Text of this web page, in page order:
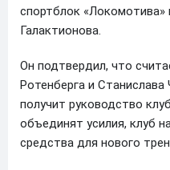
спортблок «Локомотива»
Галактионова.
Он подтвердил, что
Ротенберга и Станислава
получит руководство
объединят усилия, клуб
средства для нового